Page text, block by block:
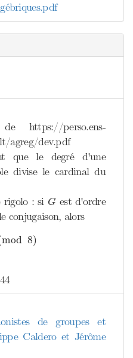
https://perso.ens-
agreg/dev.pdf
que le degré d'une
divise le cardinal du
rigolo : si G
Gest d'ordre
conjugaison, alors
mod 8)
8)
de groupes et
Caldero et Jérôme